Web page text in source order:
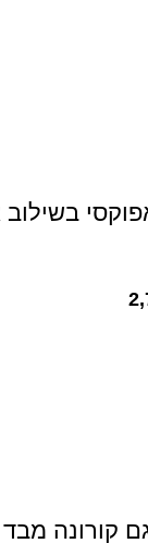
קורונה מבד